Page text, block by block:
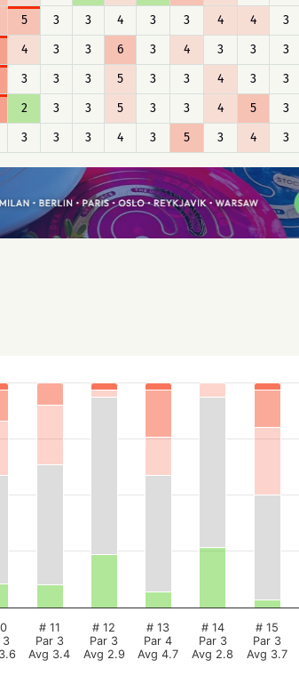
5 3 3 4 3 3 4 4 3
4 3 3 6 3 4 3 3 3
3 3 3 5 3 3 4 3 3
2 3 3 5 3 3 4 5 3
3 3 3 4 3 5 3 4 3
3
# 11
Par 3
Avg 3.4
# 12
Par 3
Avg 2.9
# 13
Par 4
Avg 4.7
# 14
Par 3
Avg 2.8
# 15
Par 3
Avg 3.7